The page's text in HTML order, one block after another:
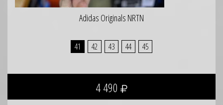
Adidas Originals NRTN
41 42 43 44 45
4 490